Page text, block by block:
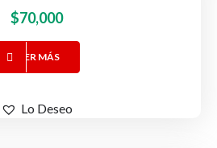
$70,000
LEER MÁS
Lo Deseo